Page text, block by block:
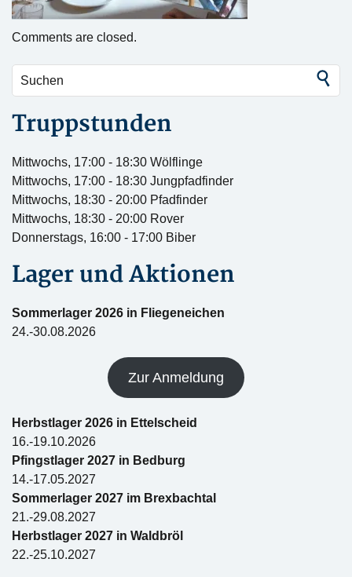
Comments are closed.
Truppstunden
Mittwochs, 17:00 - 18:30 Wölflinge
Mittwochs, 17:00 - 18:30 Jungpfadfinder
Mittwochs, 18:30 - 20:00 Pfadfinder
Mittwochs, 18:30 - 20:00 Rover
Donnerstags, 16:00 - 17:00 Biber
Lager und Aktionen
Sommerlager 2026 in Fliegeneichen
24.-30.08.2026
Zur Anmeldung
Herbstlager 2026 in Ettelscheid
16.-19.10.2026
Pfingstlager 2027 in Bedburg
14.-17.05.2027
Sommerlager 2027 im Brexbachtal
21.-29.08.2027
Herbstlager 2027 in Waldbröl
22.-25.10.2027